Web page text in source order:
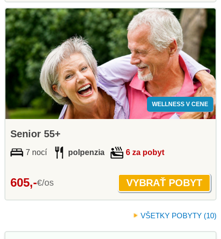
WELLNESS V CENE
Senior 55+
7 nocí polpenzia 6 za pobyt
605,-€/os
VŠETKY POBYTY (10)